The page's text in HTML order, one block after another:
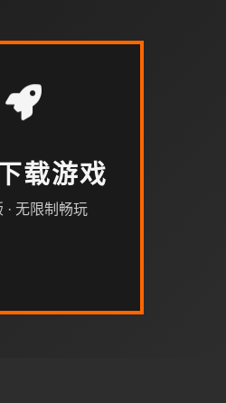
载游戏
· 无限制畅玩